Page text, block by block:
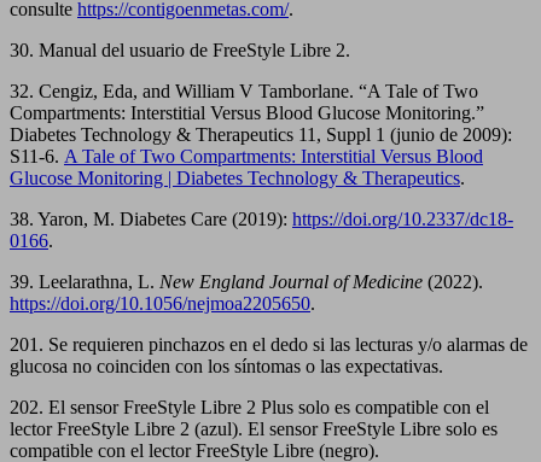
consulte https://contigoenmetas.com/.
30. Manual del usuario de FreeStyle Libre 2.
32. Cengiz, Eda, and William V Tamborlane. “A Tale of Two
Compartments: Interstitial Versus Blood Glucose Monitoring.”
Diabetes Technology & Therapeutics 11, Suppl 1 (junio de 2009):
S11-6. A Tale of Two Compartments: Interstitial Versus Blood
Glucose Monitoring | Diabetes Technology & Therapeutics.
38. Yaron, M. Diabetes Care (2019): https://doi.org/10.2337/dc18-
0166.
39. Leelarathna, L. New England Journal of Medicine (2022).
https://doi.org/10.1056/nejmoa2205650.
201. Se requieren pinchazos en el dedo si las lecturas y/o alarmas de
glucosa no coinciden con los síntomas o las expectativas.
202. El sensor FreeStyle Libre 2 Plus solo es compatible con el
lector FreeStyle Libre 2 (azul). El sensor FreeStyle Libre solo es
compatible con el lector FreeStyle Libre (negro).